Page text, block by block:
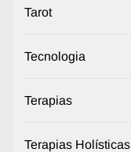
Tarot
Tecnologia
Terapias
Terapias Holísticas